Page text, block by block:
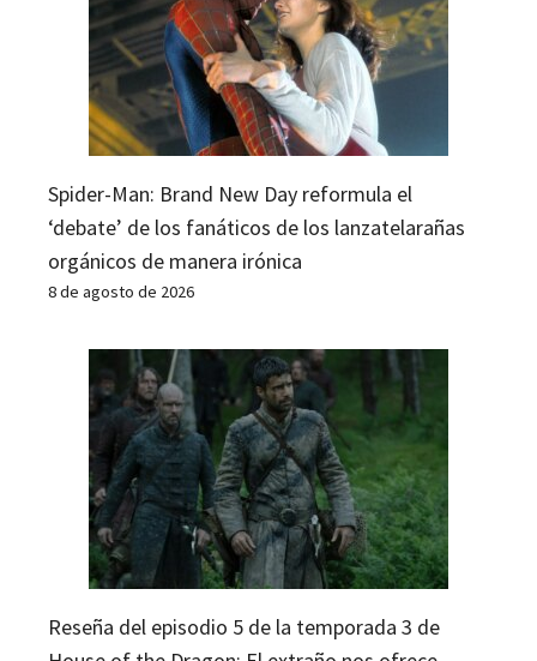
Spider-Man: Brand New Day reformula el
‘debate’ de los fanáticos de los lanzatelarañas
orgánicos de manera irónica
8 de agosto de 2026
Reseña del episodio 5 de la temporada 3 de